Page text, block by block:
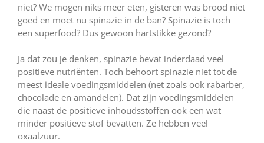
niet? We mogen niks meer eten, gisteren was brood niet
goed en moet nu spinazie in de ban? Spinazie is toch
een superfood? Dus gewoon hartstikke gezond?
Ja dat zou je denken, spinazie bevat inderdaad veel
positieve nutriënten. Toch behoort spinazie niet tot de
meest ideale voedingsmiddelen (net zoals ook rabarber,
chocolade en amandelen). Dat zijn voedingsmiddelen
die naast de positieve inhoudsstoffen ook een wat
minder positieve stof bevatten. Ze hebben veel
oxaalzuur.